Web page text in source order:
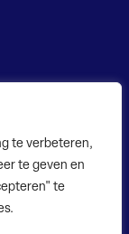
te verbeteren,
te geven en
te